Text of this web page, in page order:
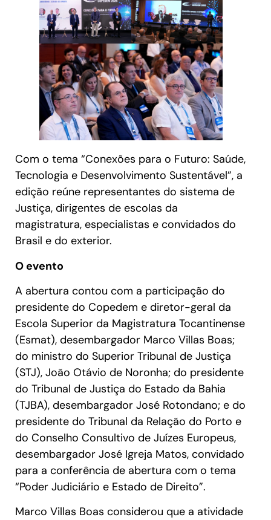
Com o tema “Conexões para o Futuro: Saúde,
Tecnologia e Desenvolvimento Sustentável”, a
edição reúne representantes do sistema de
Justiça, dirigentes de escolas da
magistratura, especialistas e convidados do
Brasil e do exterior.
O evento
A abertura contou com a participação do
presidente do Copedem e diretor-geral da
Escola Superior da Magistratura Tocantinense
(Esmat), desembargador Marco Villas Boas;
do ministro do Superior Tribunal de Justiça
(STJ), João Otávio de Noronha; do presidente
do Tribunal de Justiça do Estado da Bahia
(TJBA), desembargador José Rotondano; e do
presidente do Tribunal da Relação do Porto e
do Conselho Consultivo de Juízes Europeus,
desembargador José Igreja Matos, convidado
para a conferência de abertura com o tema
“Poder Judiciário e Estado de Direito”.
Marco Villas Boas considerou que a atividade